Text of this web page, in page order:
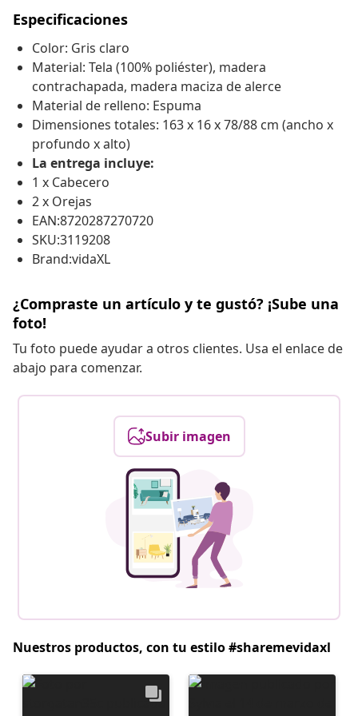
Especificaciones
Color: Gris claro
Material: Tela (100% poliéster), madera
contrachapada, madera maciza de alerce
Material de relleno: Espuma
Dimensiones totales: 163 x 16 x 78/88 cm (ancho x
profundo x alto)
La entrega incluye:
1 x Cabecero
2 x Orejas
EAN:8720287270720
SKU:3119208
Brand:vidaXL
¿Compraste un artículo y te gustó? ¡Sube una
foto!
Tu foto puede ayudar a otros clientes. Usa el enlace de
abajo para comenzar.
Subir imagen
Nuestros productos, con tu estilo #sharemevidaxl